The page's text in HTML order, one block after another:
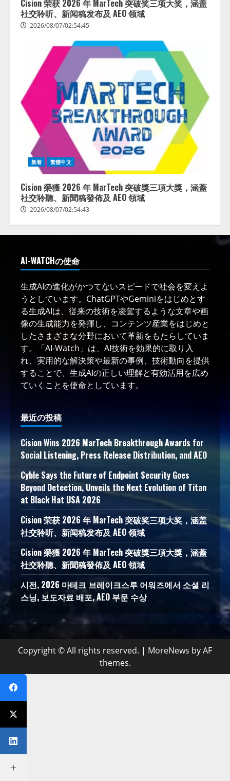
Cision 荣获 2026 年 MarTech 突破奖三项大奖，涵盖
社交聆听、新闻稿发布及 AEO 领域
2026/08/07/02:54:45
新着 繁體中文
Cision 榮獲 2026 年 MarTech 突破獎三項大獎，涵蓋
社交聆聽、新聞稿發佈及 AEO 領域
2026/08/07/02:54:43
AI-WATCHの使命
生成AIの進化がかつてないスピードで社会を変えよ
うとしています。ChatGPTやGeminiをはじめとす
る生成AIは、従来の技術を凌駕するような文章や画
像の生成能力を発揮し、コンテンツ産業をはじめと
したさまざまな分野において革新をもたらしていま
す。「AI-Watch」は、AI技術を効果的に取り入
れ、実用的な解決策や最新の事例、技術動向を提供
することで、生成AIの正しい理解と有効活用を広め
ていくことを使命としています。
最近の投稿
Cision Wins 2026 MarTech Breakthrough Awards for
Social Listening, Press Release Distribution, and AEO
Cyble Says the Future of Endpoint Security Goes
Beyond Detection, Unveils the Next Evolution of Titan
at Black Hat USA 2026
Cision 荣获 2026 年 MarTech 突破奖三项大奖，涵盖
社交聆听、新闻稿发布及 AEO 领域
Cision 榮獲 2026 年 MarTech 突破獎三項大獎，涵蓋
社交聆聽、新聞稿發佈及 AEO 領域
시전, 2026 마테크 브레이크스루 어워즈에서 소셜 리
스닝, 보도자료 배포, AEO 부문 수상
Copyright © All rights reserved. | MoreNews by AF
themes.